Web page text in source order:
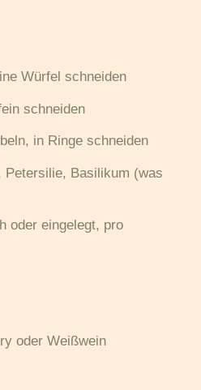
Würfel schneiden
schneiden
in Ringe schneiden
Petersilie, Basilikum (was
oder eingelegt, pro
oder Weißwein